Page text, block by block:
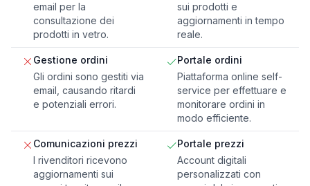
email per la
consultazione dei
prodotti in vetro.
sui prodotti e
aggiornamenti in tempo
reale.
Gestione ordini
Gli ordini sono gestiti via
email, causando ritardi
e potenziali errori.
Portale ordini
Piattaforma online self-
service per effettuare e
monitorare ordini in
modo efficiente.
Comunicazioni prezzi
I rivenditori ricevono
aggiornamenti sui
Portale prezzi
Account digitali
personalizzati con